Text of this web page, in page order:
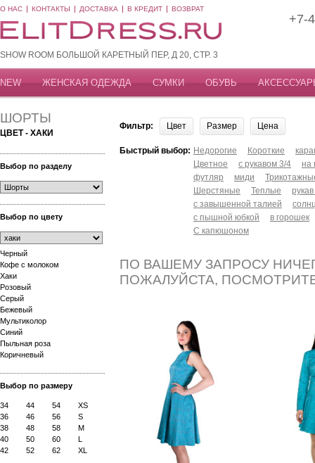
О НАС КОНТАКТЫ ДОСТАВКА В КРЕДИТ ВОЗВРАТ
SHOW ROOM БОЛЬШОЙ КАРЕТНЫЙ ПЕР, Д 20, СТР. 3
+7-
NEW ЖЕНСКАЯ ОДЕЖДА СУМКИ ОБУВЬ
ШОРТЫ
ЦВЕТ - ХАКИ
Выбор по разделу
Выбор по цвету
Черный
Кофе с молоком
Хаки
Розовый
Серый
Бежевый
Мультиколор
Синий
Пыльная роза
Коричневый
Выбор по размеру
34 44 54
XS
36
46 56
S
38
48 58
M
40
50 60
L
42
52 62 XL
Фильтр: Цвет Размер Цена
Быстрый выбор: Недорогие Короткие
Цветное
с рукавом 3/4
на
футляр
миди
Шерстяные
Теплые
с завышенной талией
с пышной юбкой
в горошек
С капюшоном
ПО ВАШЕМУ ЗАПРОСУ
ПОЖАЛУЙСТА,